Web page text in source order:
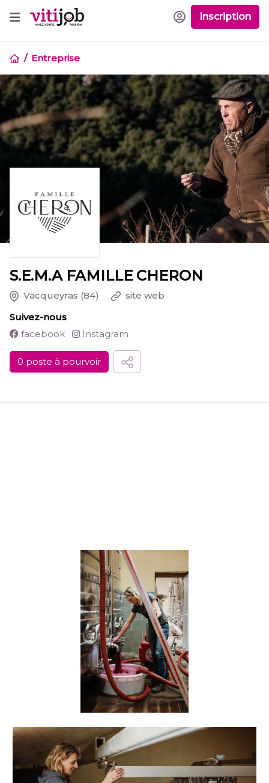
Inscription
Entreprise
S.E.M.A FAMILLE CHERON
Vacqueyras (84)
site web
Suivez-nous
facebook
Instagram
0 poste à pourvoir